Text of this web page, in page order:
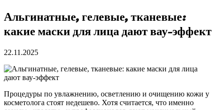
Альгинатные, гелевые, тканевые:
какие маски для лица дают вау-эффект
22.11.2025
Процедуры по увлажнению, осветлению и очищению кожи у
косметолога стоят недешево. Хотя считается, что именно